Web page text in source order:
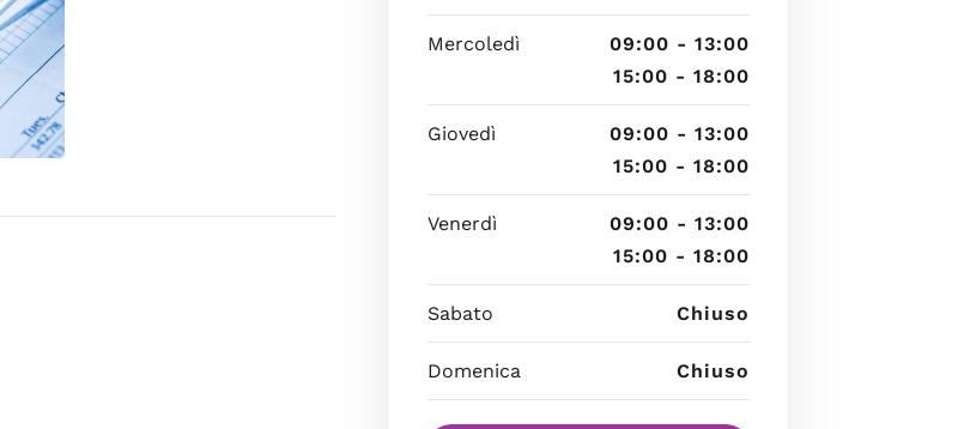
Mercoledì
09:00 - 13:00
15:00 - 18:00
Giovedì
09:00 - 13:00
15:00 - 18:00
Venerdì
09:00 - 13:00
15:00 - 18:00
Sabato Chiuso
Domenica Chiuso